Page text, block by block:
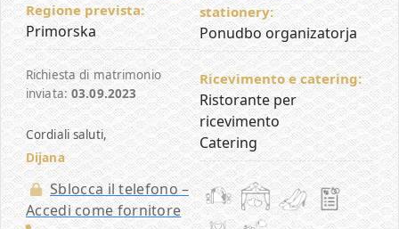
Regione prevista:
Primorska
Richiesta di matrimonio
inviata:03.09.2023
Cordiali saluti,
Dijana
Sblocca il telefono –
Accedi come fornitore
stationery:
Ponudbo organizatorja
Ricevimento e catering:
Ristorante per
ricevimento
Catering